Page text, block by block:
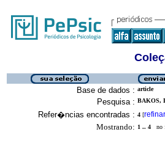
Base de dados : article
Pesquisa : BAKOS,
Refer�ncias encontradas : 4 [refinar
Mostrando: 1 .. 4 no